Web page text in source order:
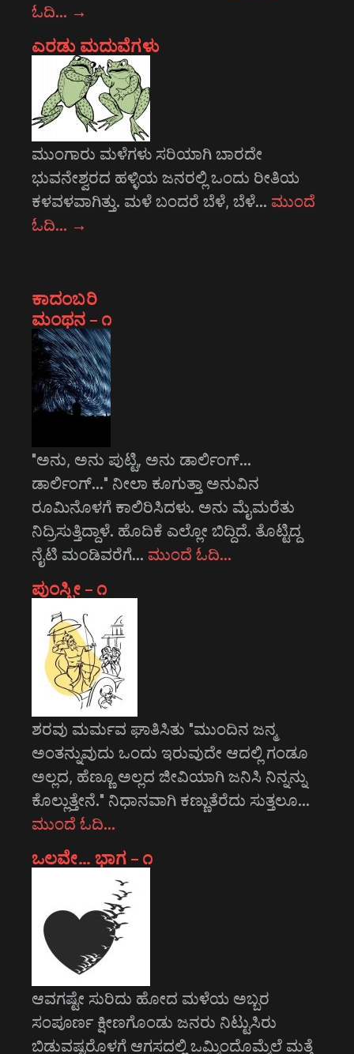
ಓದಿ… →
ಎರಡು ಮದುವೆಗಳು
ಮುಂಗಾರು ಮಳೆಗಳು ಸರಿಯಾಗಿ ಬಾರದೇ
ಭುವನೇಶ್ವರದ ಹಳ್ಳಿಯ ಜನರಲ್ಲಿ ಒಂದು ರೀತಿಯ
ಕಳವಳವಾಗಿತ್ತು. ಮಳೆ ಬಂದರೆ ಬೆಳೆ, ಬೆಳೆ… ಮುಂದೆ
ಓದಿ… →
ಕಾದಂಬರಿ
ಮಂಥನ – ೧
"ಅನು, ಅನು ಪುಟ್ಟಿ, ಅನು ಡಾರ್ಲಿಂಗ್...
ಡಾರ್ಲಿಂಗ್..." ನೀಲಾ ಕೂಗುತ್ತಾ ಅನುವಿನ
ರೂಮಿನೊಳಗೆ ಕಾಲಿರಿಸಿದಳು. ಅನು ಮೈಮರೆತು
ನಿದ್ರಿಸುತ್ತಿದ್ದಾಳೆ. ಹೊದಿಕೆ ಎಲ್ಲೋ ಬಿದ್ದಿದೆ. ತೊಟ್ಟಿದ್ದ
ನೈಟಿ ಮಂಡಿವರೆಗೆ… ಮುಂದೆ ಓದಿ…
ಪುಂಸ್ತ್ರೀ – ೧
ಶರವು ಮರ್ಮವ ಘಾತಿಸಿತು "ಮುಂದಿನ ಜನ್ಮ
ಅಂತನ್ನುವುದು ಒಂದು ಇರುವುದೇ ಆದಲ್ಲಿ ಗಂಡೂ
ಅಲ್ಲದ, ಹೆಣ್ಣೂ ಅಲ್ಲದ ಜೀವಿಯಾಗಿ ಜನಿಸಿ ನಿನ್ನನ್ನು
ಕೊಲ್ಲುತ್ತೇನೆ." ನಿಧಾನವಾಗಿ ಕಣ್ಣುತೆರೆದು ಸುತ್ತಲೂ…
ಮುಂದೆ ಓದಿ…
ಒಲವೇ… ಭಾಗ – ೧
ಆವಗಷ್ಟೇ ಸುರಿದು ಹೋದ ಮಳೆಯ ಅಬ್ಬರ
ಸಂಪೂರ್ಣ ಕ್ಷೀಣಗೊಂಡು ಜನರು ನಿಟ್ಟುಸಿರು
ಬಿಡುವಷ್ಟರೊಳಗೆ ಆಗಸದಲ್ಲಿ ಒಮ್ಮಿಂದೊಮ್ಮೆಲೆ ಮತ್ತೆ